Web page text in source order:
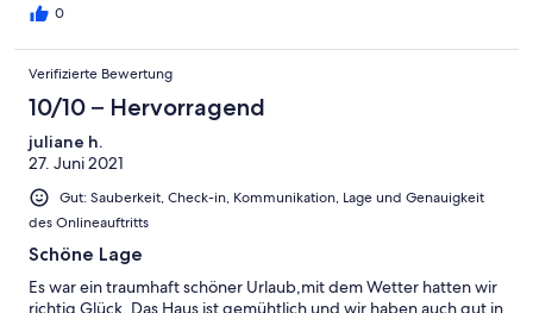
0
Verifizierte Bewertung
10/10 – Hervorragend
juliane h.
27. Juni 2021
Gut: Sauberkeit, Check-in, Kommunikation, Lage und Genauigkeit
des Onlineauftritts
Schöne Lage
Es war ein traumhaft schöner Urlaub,mit dem Wetter hatten wir
richtig Glück. Das Haus ist gemühtlich und wir haben auch gut in